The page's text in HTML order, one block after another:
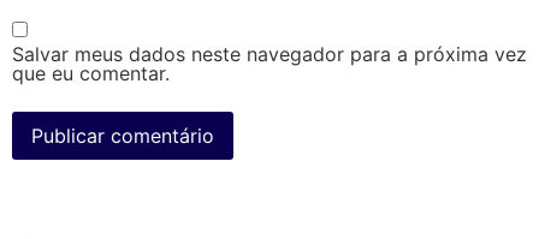
Salvar meus dados neste navegador para a próxima vez
que eu comentar.